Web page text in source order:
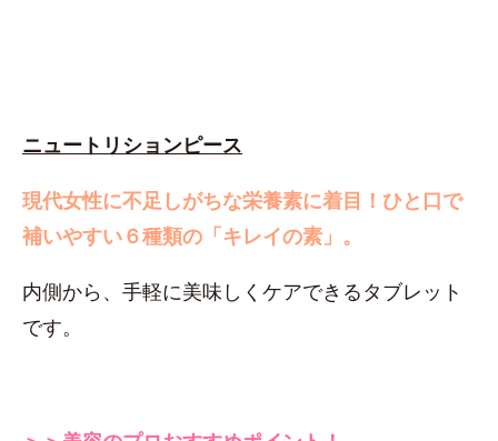
ニュートリションピース
現代女性に不足しがちな栄養素に着目！ ひと口で
補いやすい６種類の「キレイの素」。
内側から、手軽に美味しくケアできるタブレット
です。